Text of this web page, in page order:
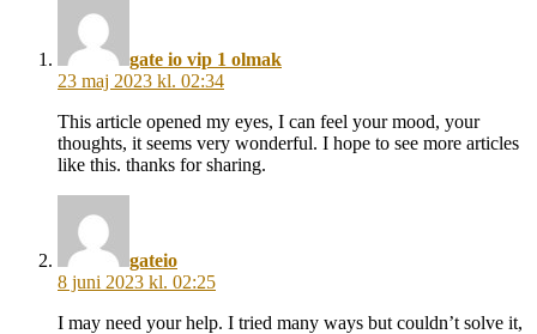
gate io vip 1 olmak
23 maj 2023 kl. 02:34
This article opened my eyes, I can feel your mood, your
thoughts, it seems very wonderful. I hope to see more articles
like this. thanks for sharing.
gateio
8 juni 2023 kl. 02:25
I may need your help. I tried many ways but couldn’t solve it,